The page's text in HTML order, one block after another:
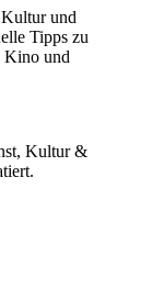
– als
Gestaltung:
Farben,
weiterdenkt
durch ein
ohne
gedeckten
und
Tipps zu
Kino und
Kultur &